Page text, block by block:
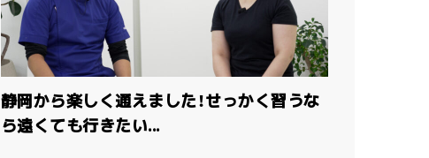
静岡から楽しく通えました！せっかく習うな
ら遠くても行きたい...